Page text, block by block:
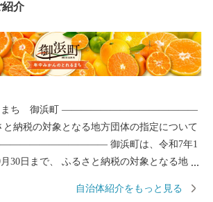
紹介
――――――――――――――
税の対象となる地方団体の指定について
御浜町は、令和7年1
30日まで、 ふるさと納税の対象となる地方
な半島、紀伊半島の東側で、鷲が羽を広げた
自治体紹介をもっと見る